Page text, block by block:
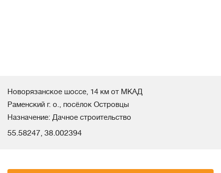
Новорязанское шоссе, 14 км от МКАД
Раменский г. о., посёлок Островцы
Назначение: Дачное строительство
55.58247, 38.002394